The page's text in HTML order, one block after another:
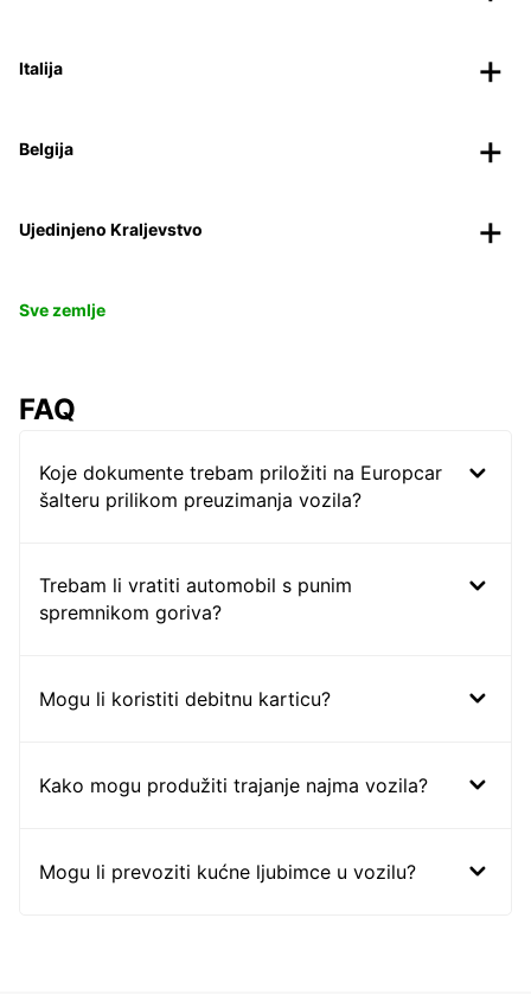
Italija
Belgija
Ujedinjeno Kraljevstvo
Sve zemlje
FAQ
Koje dokumente trebam priložiti na Europcar
šalteru prilikom preuzimanja vozila?
Trebam li vratiti automobil s punim
spremnikom goriva?
Mogu li koristiti debitnu karticu?
Kako mogu produžiti trajanje najma vozila?
Mogu li prevoziti kućne ljubimce u vozilu?